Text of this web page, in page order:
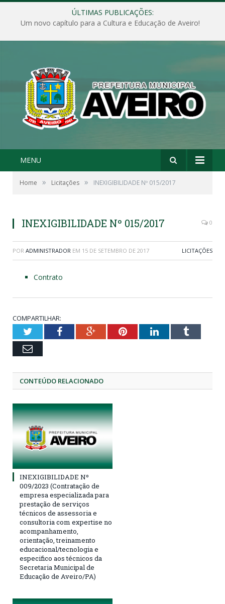
ÚLTIMAS PUBLICAÇÕES:
Um novo capítulo para a Cultura e Educação de Aveiro!
MENU
Home » Licitações » INEXIGIBILIDADE Nº 015/2017
INEXIGIBILIDADE Nº 015/2017 0
POR ADMINISTRADOR EM 15 DE SETEMBRO DE 2017 LICITAÇÕES
Contrato
COMPARTILHAR:
TwitterFacebookGoogle+PinterestLinkedInTumblr
Email
CONTEÚDO RELACIONADO
INEXIGIBILIDADE Nº
009/2023 (Contratação de
empresa especializada para
prestação de serviços
técnicos de assessoria e
consultoria com expertise no
acompanhamento,
orientação, treinamento
educacional/tecnologia e
especifico aos técnicos da
Secretaria Municipal de
Educação de Aveiro/PA)